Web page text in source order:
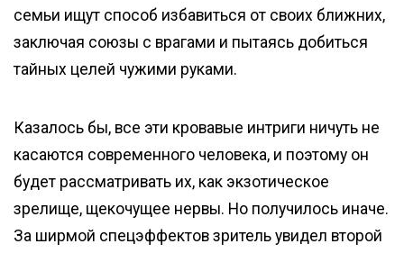
семьи ищут способ избавиться от своих ближних,
заключая союзы с врагами и пытаясь добиться
тайных целей чужими руками.
Казалось бы, все эти кровавые интриги ничуть не
касаются современного человека, и поэтому он
будет рассматривать их, как экзотическое
зрелище, щекочущее нервы. Но получилось иначе.
За ширмой спецэффектов зритель увидел второй